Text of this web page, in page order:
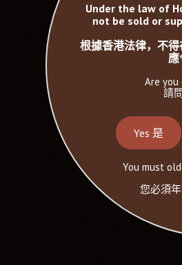
Under the law of
not be sold or
根據香港法律，不
Are
請
Yes 是
You must
您必須